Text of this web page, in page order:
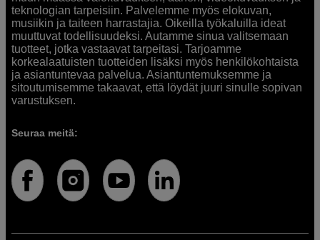
teknologian tarpeisiin. Palvelemme myös elokuvan,
musiikin ja taiteen harrastajia. Oikeilla työkaluilla ideat
muuttuvat todellisuudeksi. Autamme sinua valitsemaan
tuotteet, jotka vastaavat tarpeitasi. Tarjoamme
korkealaatuisten tuotteiden lisäksi myös henkilökohtaista
ja asiantuntevaa palvelua. Asiantuntemuksemme ja
sitoutumisemme takaavat, että löydät juuri sinulle sopivan
varustuksen.
Seuraa meitä: